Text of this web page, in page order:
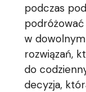
podczas
w
rozwiązań,
do
decyzja,